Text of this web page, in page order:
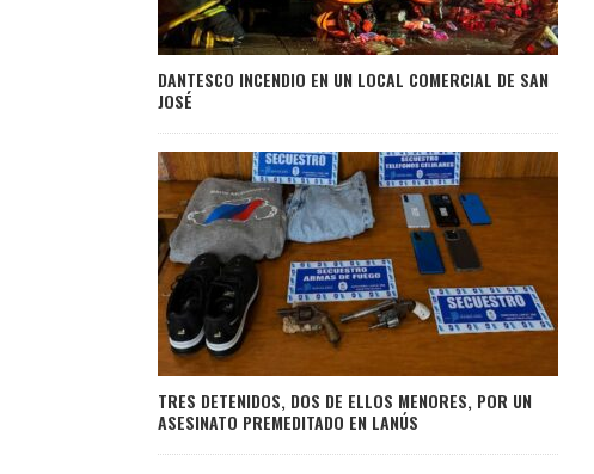
DANTESCO INCENDIO EN UN LOCAL COMERCIAL DE SAN
JOSÉ
TRES DETENIDOS, DOS DE ELLOS MENORES, POR UN
ASESINATO PREMEDITADO EN LANÚS